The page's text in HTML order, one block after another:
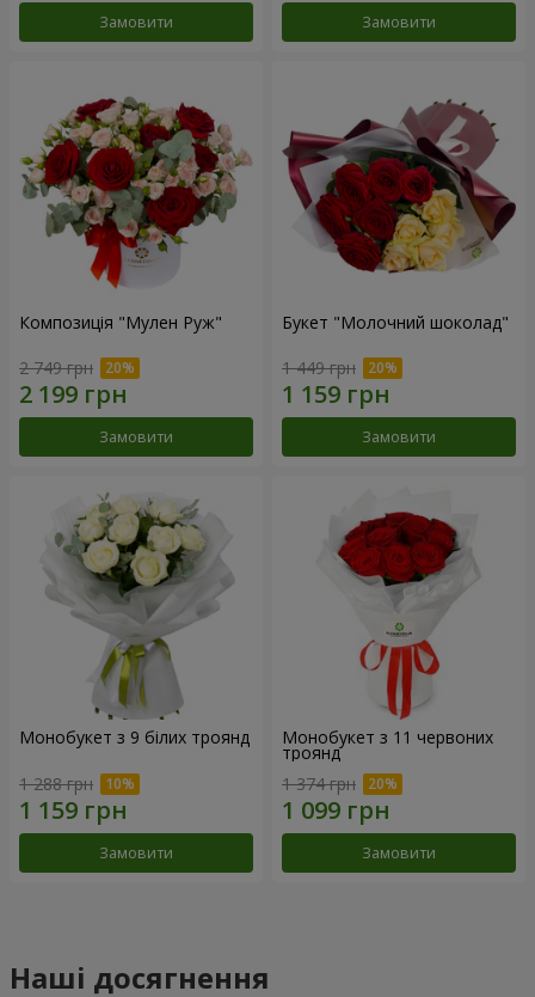
Замовити Замовити
Композиція "Мулен Руж"
2 749 грн
Замовити
Букет "Молочний шоколад"
1 449 грн
Замовити
Монобукет з 9 білих троянд
1 288 грн
Замовити
Монобукет з 11 червоних
троянд
1 374 грн
Замовити
Наші досягнення